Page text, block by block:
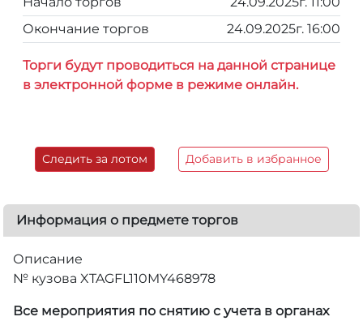
Окончание торгов
24.09.2025г. 16:00
Торги будут проводиться на данной странице
в электронной форме в режиме онлайн.
Следить за лотом Добавить в избранное
Информация о предмете торгов
Описание
№ кузова XTAGFL110MY468978
Все мероприятия по снятию с учета в органах